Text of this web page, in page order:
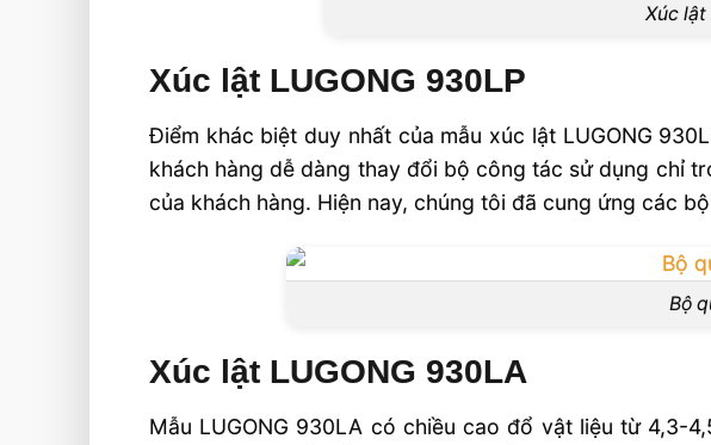
Xúc lật
Xúc lật LUGONG 930LP
Điểm khác biệt duy nhất của mẫu xúc lật LUGONG
khách hàng dễ dàng thay đổi bộ công tác sử dụng chỉ
của khách hàng. Hiện nay, chúng tôi đã cung ứng các
Bộ
Xúc lật LUGONG 930LA
Mẫu LUGONG 930LA có chiều cao đổ vật liệu từ 4,3-